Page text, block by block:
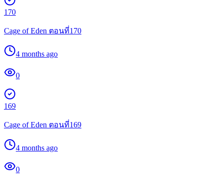
170
Cage of Eden ตอนที่170
4 months ago
0
169
Cage of Eden ตอนที่169
4 months ago
0